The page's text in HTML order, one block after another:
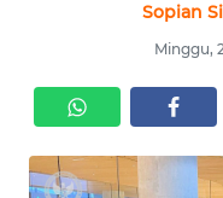
Sopian
Minggu,
KRIMINAL
EKUIN